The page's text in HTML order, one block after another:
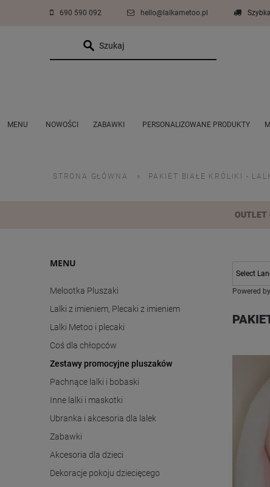
690 590 092 hello@lalkametoo.pl
MENU NOWOŚCI ZABAWKI PERSONALIZOWANE PRODUKTY
STRONA GŁÓWNA » PAKIET BIAŁE KRÓLIKI -
MENU
Melootka Pluszaki
Lalki z imieniem, Plecaki z imieniem
Lalki Metoo i plecaki
Coś dla chłopców
Zestawy promocyjne pluszaków
Pachnące lalki i bobaski
Inne lalki i maskotki
Ubranka i akcesoria dla lalek
Zabawki
Akcesoria dla dzieci
Dekoracje pokoju dziecięcego
Powered by